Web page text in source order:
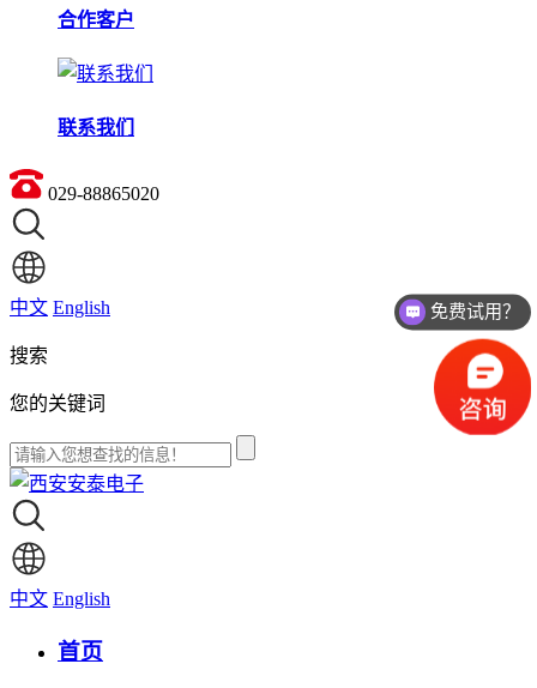
合作客户
联系我们
029-88865020
中文 English
搜索
您的关键词
中文 English
首页
免费试用？
价格如何？